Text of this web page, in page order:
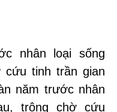
nhân loại sống
cứu tinh trần gian
năm trước nhân
trông chờ cứu